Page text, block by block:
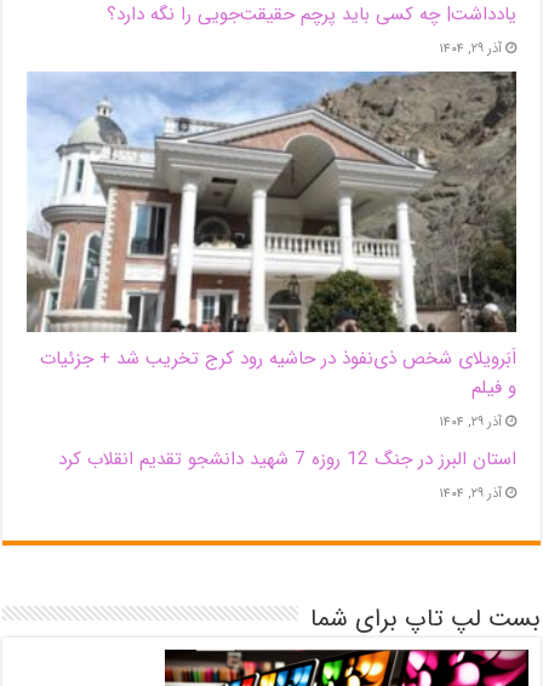
یادداشت| ‌چه کسی باید پرچم حقیقت‌جویی را نگه دارد؟
آذر ۲۹, ۱۴۰۴
اَبَر‌ویلای شخص ذی‌نفوذ در حاشیه‌ رود کرج تخریب شد + جزئیات
و فیلم
آذر ۲۹, ۱۴۰۴
استان البرز در جنگ 12 روزه 7 شهید دانشجو تقدیم انقلاب کرد
آذر ۲۹, ۱۴۰۴
بست لپ تاپ برای شما